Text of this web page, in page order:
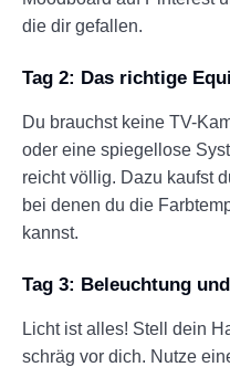
die dir gefallen.
Tag 2: Das richtige
Du brauchst keine TV-
oder eine spiegellose
reicht völlig. Dazu kaufst
bei denen du die
kannst.
Tag 3: Beleuchtung
Licht ist alles! Stell dein
schräg vor dich. Nutze